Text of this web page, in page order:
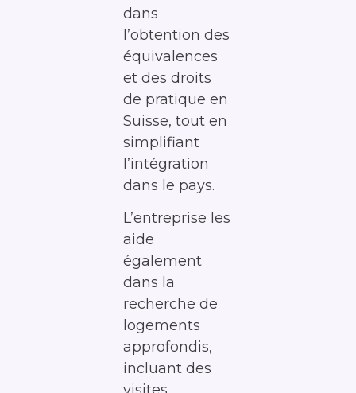
dans
l’obtention des
équivalences
et des droits
de pratique en
Suisse, tout en
simplifiant
l’intégration
dans le pays.
L’entreprise les
aide
également
dans la
recherche de
logements
approfondis,
incluant des